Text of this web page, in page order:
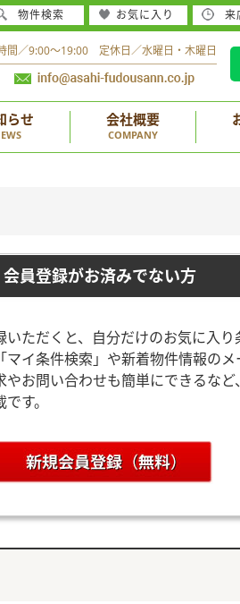
間／9:00～19:00 定休日／水曜日・木曜日
らせ 会社概要
COMPANY
会員登録がお済みでない方
いただくと、自分だけのお気に入り
マイ条件検索」や新着物件情報のメ
やお問い合わせも簡単にできるなど
す。
物件検索 お気に入り 来